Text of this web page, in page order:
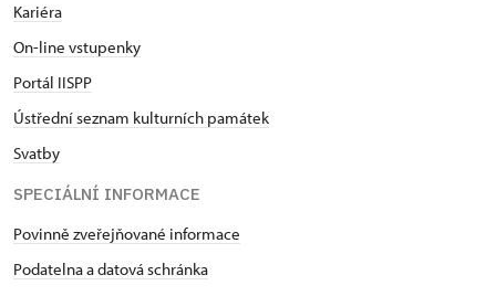
Kariéra
On-line vstupenky
Portál IISPP
Ústřední seznam kulturních památek
Svatby
SPECIÁLNÍ INFORMACE
Povinně zveřejňované informace
Podatelna a datová schránka